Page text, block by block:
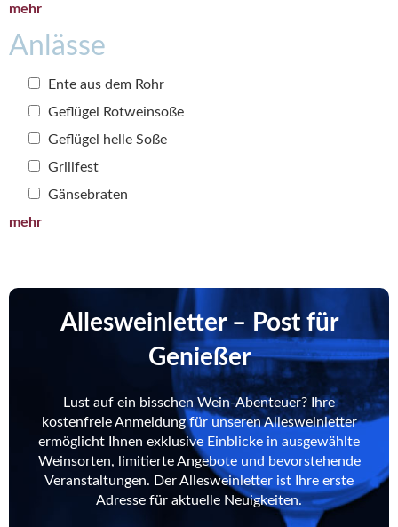
mehr
Anlässe
Ente aus dem Rohr
Geflügel Rotweinsoße
Geflügel helle Soße
Grillfest
Gänsebraten
mehr
Allesweinletter – Post für
Genießer
Lust auf ein bisschen Wein-Abenteuer? Ihre
kostenfreie Anmeldung für unseren Allesweinletter
ermöglicht Ihnen exklusive Einblicke in ausgewählte
Weinsorten, limitierte Angebote und bevorstehende
Veranstaltungen. Der Allesweinletter ist Ihre erste
Adresse für aktuelle Neuigkeiten.